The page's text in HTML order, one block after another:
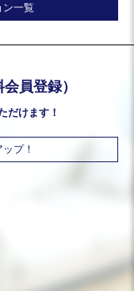
ン一覧
員登録）
だけます！
プ！